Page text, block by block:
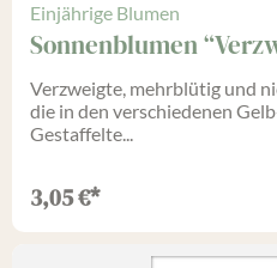
Einjährige Blumen
Sonnenblumen
Verzweigte, mehrblütig und
die in den verschiedenen
Gestaffelte...
3,05€*